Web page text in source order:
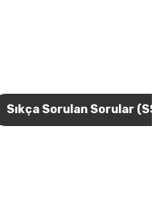
Sıkça Sorulan Sorular